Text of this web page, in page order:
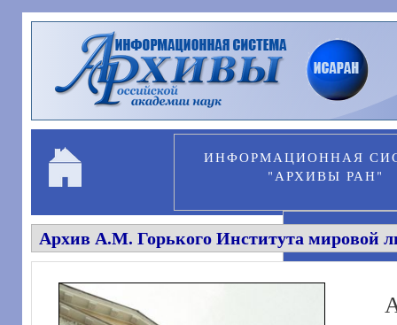
Перейти к основному содержанию
ИНФОРМАЦИОННАЯ
"АРХИВЫ РАН"
Архив А.М. Горького Института мировой